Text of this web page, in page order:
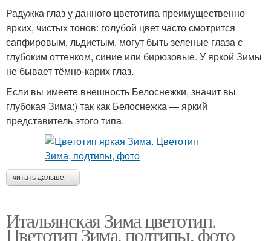
Радужка глаз у данного цветотипа преимущественно
ярких, чистых тонов: голубой цвет часто смотрится
сапфировым, льдистым, могут быть зеленые глаза с
глубоким оттенком, синие или бирюзовые. У яркой Зимы
не бывает тёмно-карих глаз.
Если вы имеете внешность Белоснежки, значит вы
глубокая Зима:) так как Белоснежка — яркий
представитель этого типа.
читать дальше →
Итальянская Зима цветотип.
Цветотип Зима, подтипы, фото